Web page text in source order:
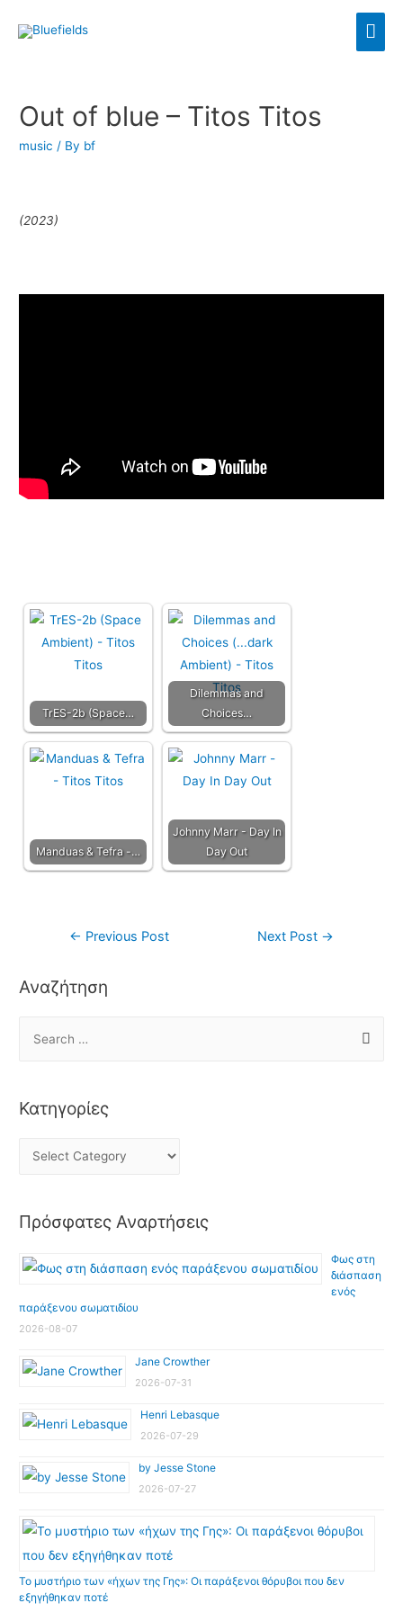
Out of blue – Titos Titos
music / By bf
(2023)
TrES-2b (Space…
Dilemmas and
Choices…
Manduas & Tefra -…
Johnny Marr - Day In
Day Out
← Previous Post Next Post →
Αναζήτηση
Κατηγορίες
Πρόσφατες Αναρτήσεις
Φως στη
διάσπαση
ενός
παράξενου σωματιδίου
2026-08-07
Jane Crowther
2026-07-31
Henri Lebasque
2026-07-29
by Jesse Stone
2026-07-27
Το μυστήριο των «ήχων της Γης»: Οι παράξενοι θόρυβοι που δεν
εξηγήθηκαν ποτέ